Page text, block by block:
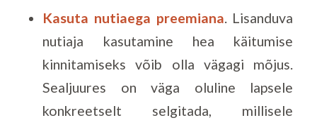
Kasuta nutiaega preemiana. Lisanduva
nutiaja kasutamine hea käitumise
kinnitamiseks võib olla vägagi mõjus.
Sealjuures on väga oluline lapsele
konkreetselt selgitada, millisele